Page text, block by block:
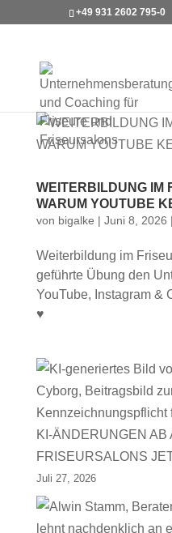
+49 931 2602 795-0
WEITERBILDUNG IM
WARUM YOUTUBE
von bigalke | Juni 8, 2026 |
Weiterbildung im
geführte Übung den
YouTube, Instagram &
♥
KI-ÄNDERUNGEN AB
FRISEURSALONS
Juli 27, 2026